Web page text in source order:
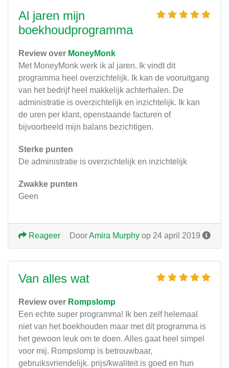
Al jaren mijn
boekhoudprogramma
Review over MoneyMonk
Met MoneyMonk werk ik al jaren. Ik vindt dit
programma heel overzichtelijk. Ik kan de vooruitgang
van het bedrijf heel makkelijk achterhalen. De
administratie is overzichtelijk en inzichtelijk. Ik kan
de uren per klant, openstaande facturen of
bijvoorbeeld mijn balans bezichtigen.
Sterke punten
De administratie is overzichtelijk en inzichtelijk
Zwakke punten
Geen
DoorAmira Murphy op 24 april 2019
Reageer
Van alles wat
Review over Rompslomp
Een echte super programma! Ik ben zelf helemaal
niet van het boekhouden maar met dit programma is
het gewoon leuk om te doen. Alles gaat heel simpel
voor mij. Rompslomp is betrouwbaar,
gebruiksvriendelijk. prijs/kwaliteit is goed en hun